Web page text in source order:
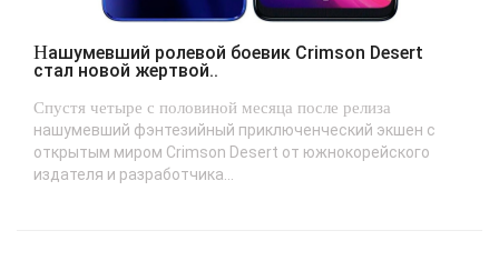
Нашумевший ролевой боевик Crimson Desert
стал новой жертвой..
Спустя четыре с половиной месяца после релиза
нашумевший фэнтезийный приключенческий экшен с
открытым миром Crimson Desert от южнокорейского
издателя и разработчика...